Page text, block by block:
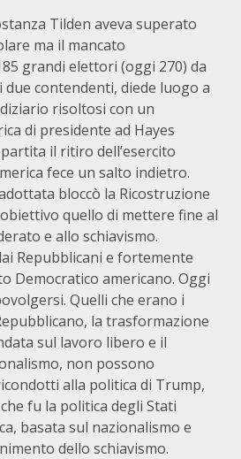
Tilden aveva superato
ma il mancato
grandi elettori (oggi 270) da
contendenti, diede luogo a
risoltosi con un
di presidente ad Hayes
il ritiro dell’esercito
fece un salto indietro.
bloccò la Ricostruzione
quello di mettere fine al
e allo schiavismo.
Repubblicani e fortemente
Democratico americano. Oggi
Quelli che erano i
la trasformazione
sul lavoro libero e il
non possono
alla politica di Trump,
fu la politica degli Stati
basata sul nazionalismo e
dello schiavismo.